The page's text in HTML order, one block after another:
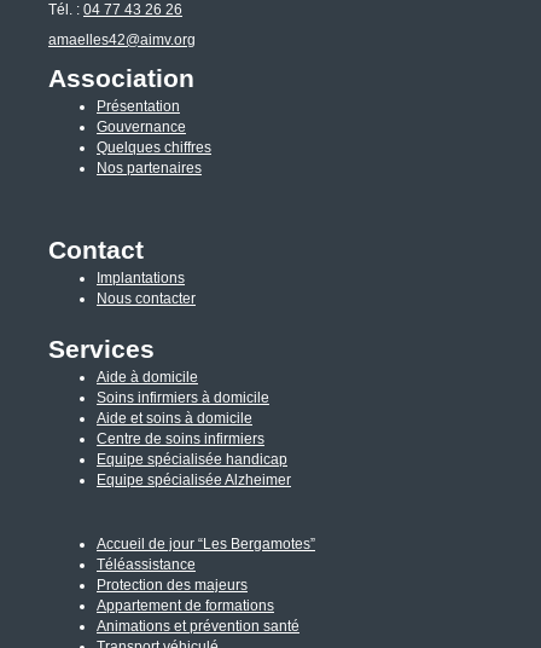
Tél. : 04 77 43 26 26
amaelles42@aimv.org
Association
Présentation
Gouvernance
Quelques chiffres
Nos partenaires
Contact
Implantations
Nous contacter
Services
Aide à domicile
Soins infirmiers à domicile
Aide et soins à domicile
Centre de soins infirmiers
Equipe spécialisée handicap
Equipe spécialisée Alzheimer
Accueil de jour “Les Bergamotes”
Téléassistance
Protection des majeurs
Appartement de formations
Animations et prévention santé